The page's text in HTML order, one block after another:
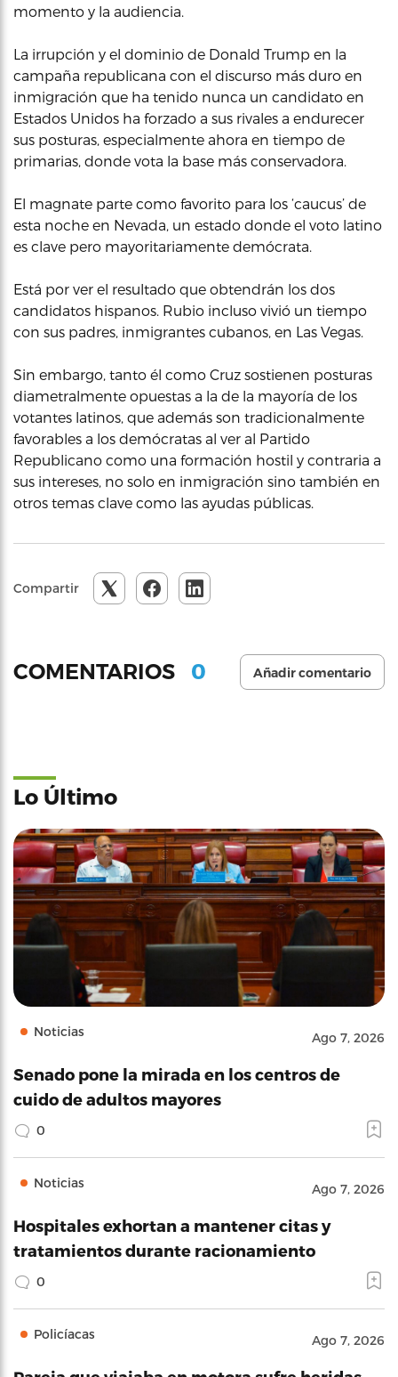
momento y la audiencia.
La irrupción y el dominio de Donald Trump en la
campaña republicana con el discurso más duro en
inmigración que ha tenido nunca un candidato en
Estados Unidos ha forzado a sus rivales a endurecer
sus posturas, especialmente ahora en tiempo de
primarias, donde vota la base más conservadora.
El magnate parte como favorito para los ‘caucus’ de
esta noche en Nevada, un estado donde el voto latino
es clave pero mayoritariamente demócrata.
Está por ver el resultado que obtendrán los dos
candidatos hispanos. Rubio incluso vivió un tiempo
con sus padres, inmigrantes cubanos, en Las Vegas.
Sin embargo, tanto él como Cruz sostienen posturas
diametralmente opuestas a la de la mayoría de los
votantes latinos, que además son tradicionalmente
favorables a los demócratas al ver al Partido
Republicano como una formación hostil y contraria a
sus intereses, no solo en inmigración sino también en
otros temas clave como las ayudas públicas.
Compartir
COMENTARIOS 0 Añadir comentario
Lo Último
Noticias Ago 7, 2026
Senado pone la mirada en los centros de
cuido de adultos mayores
0
Noticias Ago 7, 2026
Hospitales exhortan a mantener citas y
tratamientos durante racionamiento
0
Policíacas Ago 7, 2026